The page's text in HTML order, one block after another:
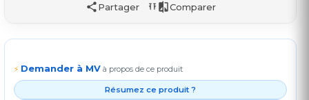
Partager Comparer
⚡ Demander à MV à propos de ce produit
Résumez ce produit ?